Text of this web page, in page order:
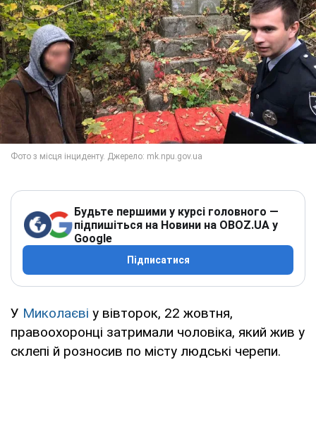
Будьте першими у курсі головного —
підпишіться на Новини на OBOZ.UA у
Google
Підписатися
У Миколаєві у вівторок, 22 жовтня,
правоохоронці затримали чоловіка, який жив у
склепі й розносив по місту людські черепи.